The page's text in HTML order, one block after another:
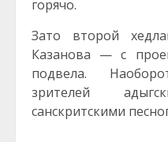
горячо.
Зато второй
Казанова — с
подвела.
зрителей
санскритскими